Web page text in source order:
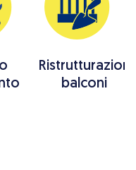
balconi